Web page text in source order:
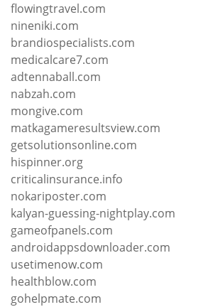
flowingtravel.com
nineniki.com
brandiospecialists.com
medicalcare7.com
adtennaball.com
nabzah.com
mongive.com
matkagameresultsview.com
getsolutionsonline.com
hispinner.org
criticalinsurance.info
nokariposter.com
kalyan-guessing-nightplay.com
gameofpanels.com
androidappsdownloader.com
usetimenow.com
healthblow.com
gohelpmate.com